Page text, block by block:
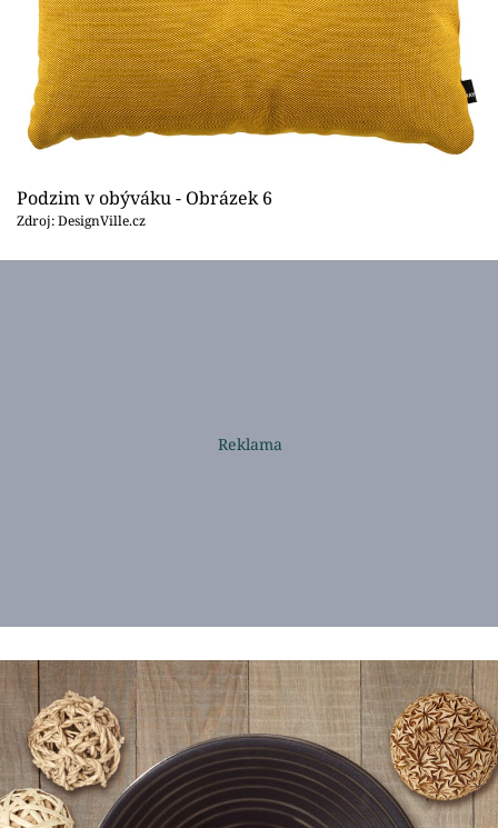
Podzim v obýváku - Obrázek 6
Zdroj: DesignVille.cz